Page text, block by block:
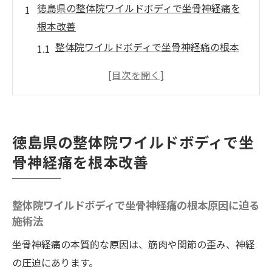
徳島県の整体院ワイルドボディで坐骨神経痛を
根本改善
整体院ワイルドボディで坐骨神経痛の根本
坐骨神経痛改善に整体院ワイルドボディが
整体院ワイルドボディが導く再発しない身
体づくりの秘訣
整体院ワイルドボディの施術で日常生活が
快適に変わる理由
早期改善を目指して
痛みなく歩ける身体へ導くワイルドボディの整
徳島県の整体院ワイルドボディで坐
骨神経痛を根本改善
整体院ワイルドボディで坐骨神経痛の根本原因に迫る
施術法
坐骨神経痛の本質的な原因は、筋肉や関節の歪み、神経
の圧迫にあります。